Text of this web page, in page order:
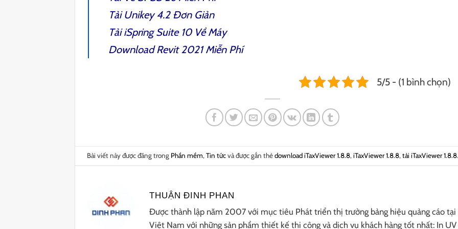
TảiUnikey 4.2Đơn Giản
TảiiSpring Suite 10Về Máy
DownloadRevit 2021Miễn Phí
5/5 - (1 bình chọn)
Bài viết này được đăng trong Phần mềm, Tin tứcvà được gắn thẻdownload iTaxViewer 1.8.8, iTaxViewer 1.8.8, tải iTaxViewer 1.8.8.
THUẬN ĐINH PHAN
Được thành lập năm 2007 với mục tiêu Phát triển thị trường bảng hiệu quảng cáo tại
Việt Nam với những sản phẩm thiết kế thi công và dịch vụ khách hàng tốt nhất: In UV